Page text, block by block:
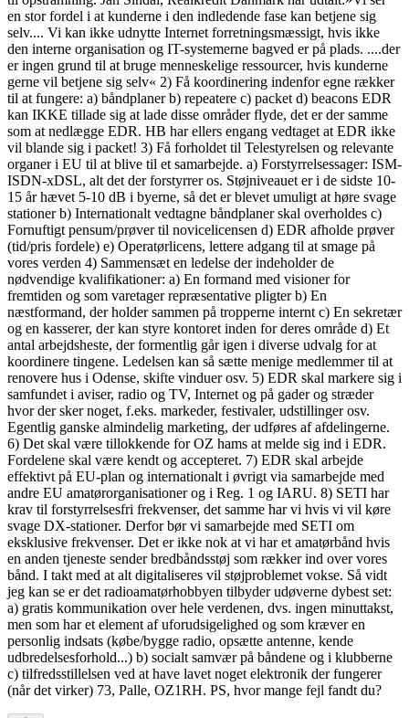
en stor fordel i at kunderne i den indledende fase kan betjene sig
selv.... Vi kan ikke udnytte Internet forretningsmæssigt, hvis ikke
den interne organisation og IT-systemerne bagved er på plads. ....der
er ingen grund til at bruge menneskelige ressourcer, hvis kunderne
gerne vil betjene sig selv« 2) Få koordinering indenfor egne rækker
til at fungere: a) båndplaner b) repeatere c) packet d) beacons EDR
kan IKKE tillade sig at lade disse områder flyde, det er der samme
som at nedlægge EDR. HB har ellers engang vedtaget at EDR ikke
vil blande sig i packet! 3) Få forholdet til Telestyrelsen og relevante
organer i EU til at blive til et samarbejde. a) Forstyrrelsessager: ISM-
ISDN-xDSL, alt det der forstyrrer os. Støjniveauet er i de sidste 10-
15 år hævet 5-10 dB i byerne, så det er blevet umuligt at høre svage
stationer b) Internationalt vedtagne båndplaner skal overholdes c)
Fornuftigt pensum/prøver til novicelicensen d) EDR afholde prøver
(tid/pris fordele) e) Operatørlicens, lettere adgang til at smage på
vores verden 4) Sammensæt en ledelse der indeholder de
nødvendige kvalifikationer: a) En formand med visioner for
fremtiden og som varetager repræsentative pligter b) En
næstformand, der holder sammen på tropperne internt c) En sekretær
og en kasserer, der kan styre kontoret inden for deres område d) Et
antal arbejdsheste, der formentlig går igen i diverse udvalg for at
koordinere tingene. Ledelsen kan så sætte menige medlemmer til at
renovere hus i Odense, skifte vinduer osv. 5) EDR skal markere sig i
samfundet i aviser, radio og TV, Internet og på gader og stræder
hvor der sker noget, f.eks. markeder, festivaler, udstillinger osv.
Egentlig ganske almindelig marketing, der udføres af afdelingerne.
6) Det skal være tillokkende for OZ hams at melde sig ind i EDR.
Fordelene skal være kendt og accepteret. 7) EDR skal arbejde
effektivt på EU-plan og internationalt i øvrigt via samarbejde med
andre EU amatørorganisationer og i Reg. 1 og IARU. 8) SETI har
krav til forstyrrelsesfri frekvenser, det samme har vi hvis vi vil køre
svage DX-stationer. Derfor bør vi samarbejde med SETI om
eksklusive frekvenser. Det er ikke nok at vi har et amatørbånd hvis
en anden tjeneste sender bredbåndsstøj som rækker ind over vores
bånd. I takt med at alt digitaliseres vil støjproblemet vokse. Så vidt
jeg kan se er det radioamatørhobbyen tilbyder udøverne dybest set:
a) gratis kommunikation over hele verdenen, dvs. ingen minuttakst,
men som har et element af uforudsigelighed og som kræver en
personlig indsats (købe/bygge radio, opsætte antenne, kende
udbredelsesforhold...) b) socialt samvær på båndene og i klubberne
c) tilfredsstillelsen ved at have lavet noget elektronik der fungerer
(når det virker) 73, Palle, OZ1RH. PS, hvor mange fejl fandt du?